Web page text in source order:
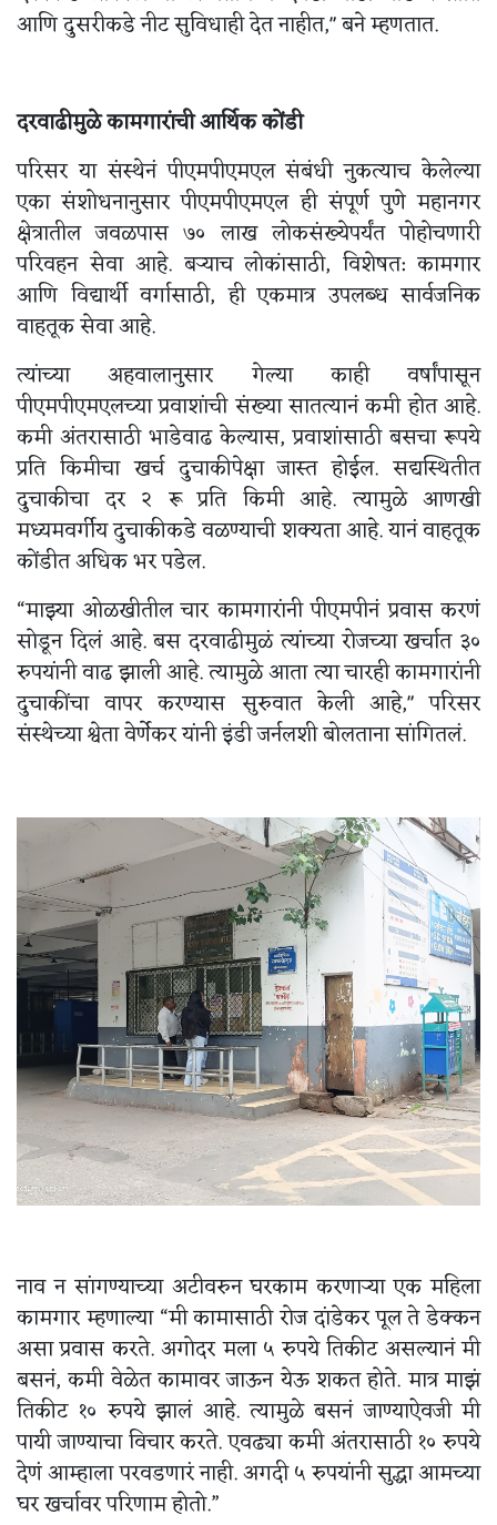
आणि दुसरीकडे नीट सुविधाही देत नाहीत," बने म्हणतात.
दरवाढीमुळे कामगारांची आर्थिक कोंडी
परिसर या संस्थेनं पीएमपीएमएल संबंधी नुकत्याच केलेल्या
एका संशोधनानुसार पीएमपीएमएल ही संपूर्ण पुणे महानगर
क्षेत्रातील जवळपास ७० लाख लोकसंख्येपर्यंत पोहोचणारी
परिवहन सेवा आहे. बऱ्याच लोकांसाठी, विशेषत: कामगार
आणि विद्यार्थी वर्गासाठी, ही एकमात्र उपलब्ध सार्वजनिक
वाहतूक सेवा आहे.
त्यांच्या अहवालानुसार गेल्या काही वर्षांपासून
पीएमपीएमएलच्या प्रवाशांची संख्या सातत्यानं कमी होत आहे.
कमी अंतरासाठी भाडेवाढ केल्यास, प्रवाशांसाठी बसचा रूपये
प्रति किमीचा खर्च दुचाकीपेक्षा जास्त होईल. सद्यस्थितीत
दुचाकीचा दर २ रू प्रति किमी आहे. त्यामुळे आणखी
मध्यमवर्गीय दुचाकीकडे वळण्याची शक्यता आहे. यानं वाहतूक
कोंडीत अधिक भर पडेल.
“माझ्या ओळखीतील चार कामगारांनी पीएमपीनं प्रवास करणं
सोडून दिलं आहे. बस दरवाढीमुळं त्यांच्या रोजच्या खर्चात ३०
रुपयांनी वाढ झाली आहे. त्यामुळे आता त्या चारही कामगारांनी
दुचाकींचा वापर करण्यास सुरुवात केली आहे," परिसर
संस्थेच्या श्वेता वेर्णेकर यांनी इंडी जर्नलशी बोलताना सांगितलं.
नाव न सांगण्याच्या अटीवरुन घरकाम करणाऱ्या एक महिला
कामगार म्हणाल्या “मी कामासाठी रोज दांडेकर पूल ते डेक्कन
असा प्रवास करते. अगोदर मला ५ रुपये तिकीट असल्यानं मी
बसनं, कमी वेळेत कामावर जाऊन येऊ शकत होते. मात्र माझं
तिकीट १० रुपये झालं आहे. त्यामुळे बसनं जाण्याऐवजी मी
पायी जाण्याचा विचार करते. एवढ्या कमी अंतरासाठी १० रुपये
देणं आम्हाला परवडणारं नाही. अगदी ५ रुपयांनी सुद्धा आमच्या
घर खर्चावर परिणाम होतो.”